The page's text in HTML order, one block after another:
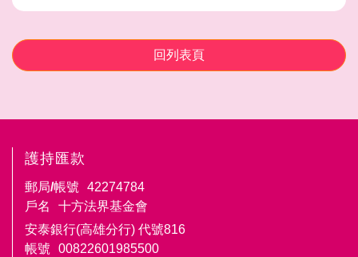
回列表頁
護持匯款
郵局/帳號
42274784
戶名
十方法界基金會
安泰銀行(高雄分行) 代號816
帳號
00822601985500